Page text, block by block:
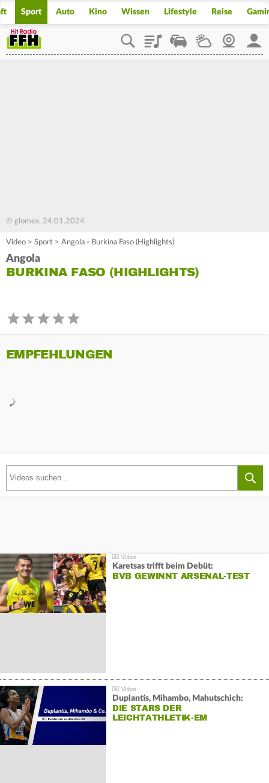
Sport Auto Kino Wissen Lifestyle Reise
PlaylistStaupilotWetterWebcam
© glomex, 24.01.2024
Video > Sport > Angola - Burkina Faso (Highlights)
Angola
BURKINA FASO (HIGHLIGHTS)
EMPFEHLUNGEN
Karetsas trifft beim Debüt:
BVB GEWINNT ARSENAL-TEST
Duplantis, Mihambo, Mahutschich:
DIE STARS DER
LEICHTATHLETIK-EM